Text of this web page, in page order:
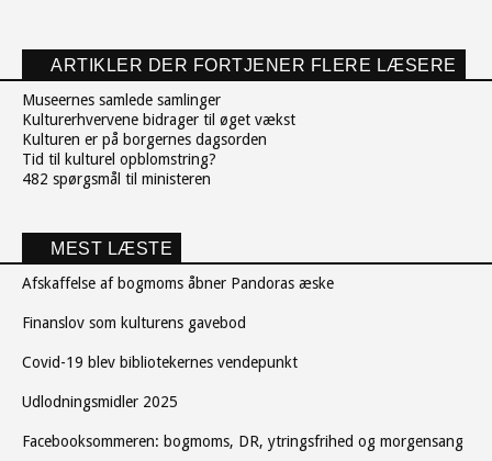
ARTIKLER DER FORTJENER FLERE LÆSERE
Museernes samlede samlinger
Kulturerhvervene bidrager til øget vækst
Kulturen er på borgernes dagsorden
Tid til kulturel opblomstring?
482 spørgsmål til ministeren
MEST LÆSTE
Afskaffelse af bogmoms åbner Pandoras æske
Finanslov som kulturens gavebod
Covid-19 blev bibliotekernes vendepunkt
Udlodningsmidler 2025
Facebooksommeren: bogmoms, DR, ytringsfrihed og morgensang